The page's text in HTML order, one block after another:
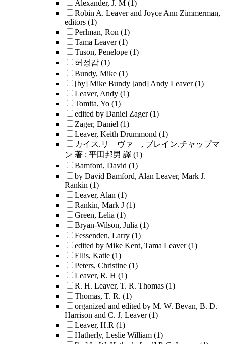
Alexander, J. M (1)
Robin A. Leaver and Joyce Ann Zimmerman,
editors (1)
Perlman, Ron (1)
Tama Leaver (1)
Tuson, Penelope (1)
허정갑 (1)
Bundy, Mike (1)
[by] Mike Bundy [and] Andy Leaver (1)
Leaver, Andy (1)
Tomita, Yo (1)
edited by Daniel Zager (1)
Zager, Daniel (1)
Leaver, Keith Drummond (1)
カイス.リ―ヴァ―, ブレイン.チャップマ
ン 著 ; 平田邦男 譯 (1)
Bamford, David (1)
by David Bamford, Alan Leaver, Mark J.
Rankin (1)
Leaver, Alan (1)
Rankin, Mark J (1)
Green, Lelia (1)
Bryan-Wilson, Julia (1)
Fessenden, Larry (1)
edited by Mike Kent, Tama Leaver (1)
Ellis, Katie (1)
Peters, Christine (1)
Leaver, R. H (1)
R. H. Leaver, T. R. Thomas (1)
Thomas, T. R. (1)
organized and edited by M. W. Bevan, B. D.
Harrison and C. J. Leaver (1)
Leaver, H.R (1)
Hatherly, Leslie William (1)